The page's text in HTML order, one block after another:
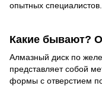
опытных специалистов.
Какие бывают?
Алмазный диск по
представляет собой
формы с отверстием